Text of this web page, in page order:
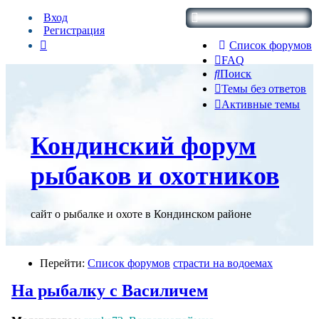
Список форумов
FAQ
Поиск
Темы без ответов
Активные темы
Вход
Регистрация
Кондинский форум
рыбаков и охотников
сайт о рыбалке и охоте в Кондинском районе
Перейти: Список форумов страсти на водоемах
На рыбалку с Василичем